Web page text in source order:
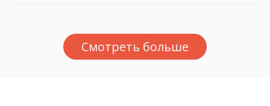
занимающие высокие
должности, не знают
Смотреть больше